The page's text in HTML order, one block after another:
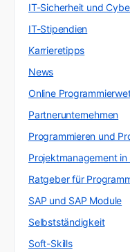
IT-Sicherheit und
IT-Stipendien
Karrieretipps
News
Online
Partnerunternehmen
Programmieren und
Projektmanagement in
Ratgeber für
SAP und SAP Module
Selbstständigkeit
Soft-Skills